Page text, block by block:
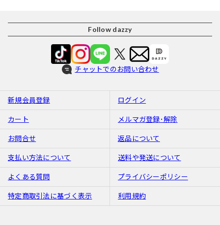
Follow dazzy
チャットでのお問い合わせ
新規会員登録 ログイン
カート メルマガ登録･解除
お問合せ 返品について
支払い方法について 送料や発送について
よくある質問 プライバシーポリシー
特定商取引法に基づく表示 利用規約